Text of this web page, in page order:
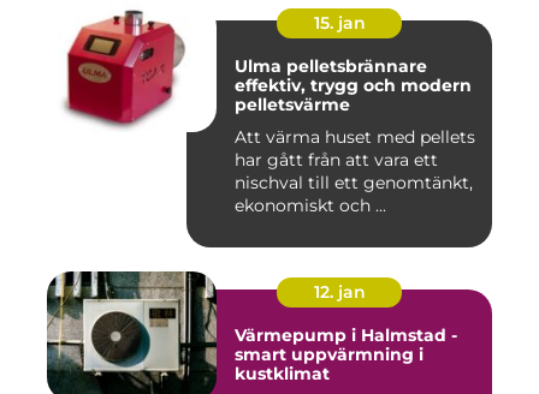
15. jan
Ulma pelletsbrännare
effektiv, trygg och modern
pelletsvärme
Att värma huset med pellets
har gått från att vara ett
nischval till ett genomtänkt,
ekonomiskt och ...
12. jan
Värmepump i Halmstad -
smart uppvärmning i
kustklimat